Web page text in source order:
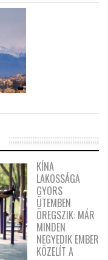
KÍNA
LAKOSSÁGA
GYORS
ÜTEMBEN
ÖREGSZIK: MÁR
MINDEN
NEGYEDIK EMBER
KÖZELÍT A